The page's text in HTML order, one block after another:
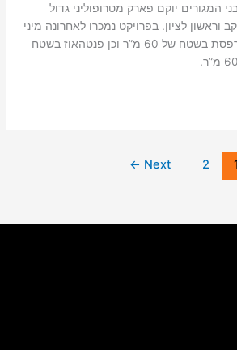
המגורים יוקם פארק מטרופוליני גדול
לציון. בפרויקט נמכרו לאחרונה מיני
פנטהאוז 160 מ”ר + מרפסת בשטח של 60 מ”ר וכן פנטהאוז בשטח
1
2
Next
←